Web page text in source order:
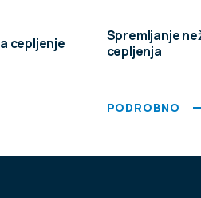
interaktivne koticke in
cepljenje
Spremljanje
cepljenja
PODROBNO